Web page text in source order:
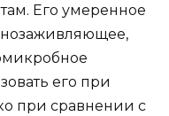
Его умеренное
его при
при сравнении с